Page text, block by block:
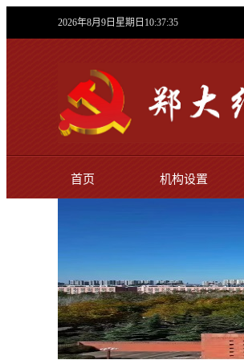
2026年8月9日星期日10:37:36
首页 机构设置